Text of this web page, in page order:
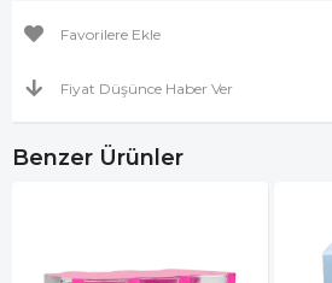
Favorilere Ekle
Fiyat Düşünce Haber Ver
Benzer Ürünler